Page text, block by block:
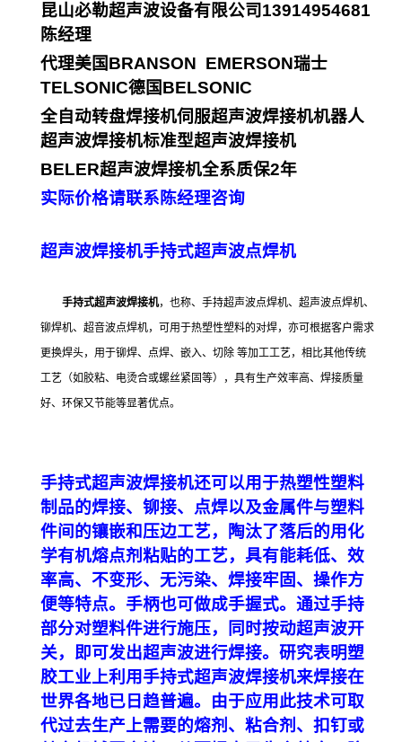
昆山必勒超声波设备有限公司13914954681
陈经理
代理美国BRANSON EMERSON瑞士
TELSONIC德国BELSONIC
全自动转盘焊接机伺服超声波焊接机机器人
超声波焊接机标准型超声波焊接机
BELER超声波焊接机全系质保2年
实际价格请联系陈经理咨询
超声波焊接机手持式超声波点焊机
手持式超声波焊接机，也称、手持超声波点焊机、超声波点焊机、
铆焊机、超音波点焊机，可用于热塑性塑料的对焊，亦可根据客户需求
更换焊头，用于铆焊、点焊、嵌入、切除 等加工工艺，相比其他传统
工艺（如胶粘、电烫合或螺丝紧固等），具有生产效率高、焊接质量
好、环保又节能等显著优点。
手持式超声波焊接机还可以用于热塑性塑料
制品的焊接、铆接、点焊以及金属件与塑料
件间的镶嵌和压边工艺，陶汰了落后的用化
学有机熔点剂粘贴的工艺，具有能耗低、效
率高、不变形、无污染、焊接牢固、操作方
便等特点。手柄也可做成手握式。通过手持
部分对塑料件进行施压，同时按动超声波开
关，即可发出超声波进行焊接。研究表明塑
胶工业上利用手持式超声波焊接机来焊接在
世界各地已日趋普遍。由于应用此技术可取
代过去生产上需要的熔剂、粘合剂、扣钉或